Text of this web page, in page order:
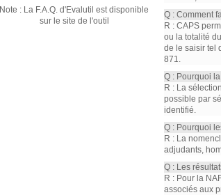
Note : La F.A.Q. d'Evalutil est disponible
sur le site de l'outil
Q : Comment
R : CAPS
ou la totalité
de le saisir tel
871.
Q : Pourquoi
R : La
possible par
identifié.
Q : Pourquoi
R : La
adjudants,
Q : Les
R : Pour la
associés aux